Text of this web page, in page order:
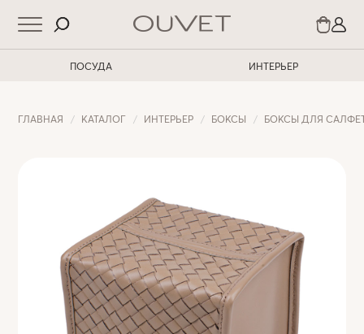
ПОСУДА ИНТЕРЬЕР
ГЛАВНАЯ КАТАЛОГ ИНТЕРЬЕР БОКСЫ БОКСЫ ДЛЯ